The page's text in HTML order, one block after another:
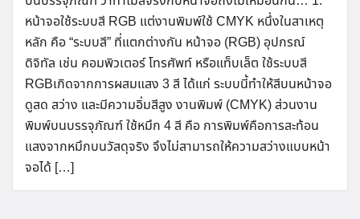
หน้าจอใช้ระบบสี RGB แต่งานพิมพ์ใช้ CMYK หนึ่งในสาเหตุ
หลัก คือ “ระบบสี” ที่แตกต่างกัน หน้าจอ (RGB) อุปกรณ์
ดิจิทัล เช่น คอมพิวเตอร์ โทรศัพท์ หรือแท็บเล็ต ใช้ระบบสี
RGBเกิดจากการผสมแสง 3 สี ได้แก่ ระบบนี้ทำให้สีบนหน้าจอ
ดูสด สว่าง และมีความอิ่มสีสูง งานพิมพ์ (CMYK) ส่วนงาน
พิมพ์บนบรรจุภัณฑ์ ใช้หมึก 4 สี คือ การพิมพ์คือการสะท้อน
แสงจากหมึกบนวัสดุจริง จึงไม่สามารถให้ความสว่างแบบหน้า
จอได้ […]